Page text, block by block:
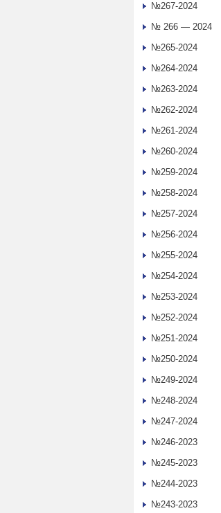
№267-2024
№ 266 — 2024
№265-2024
№264-2024
№263-2024
№262-2024
№261-2024
№260-2024
№259-2024
№258-2024
№257-2024
№256-2024
№255-2024
№254-2024
№253-2024
№252-2024
№251-2024
№250-2024
№249-2024
№248-2024
№247-2024
№246-2023
№245-2023
№244-2023
№243-2023